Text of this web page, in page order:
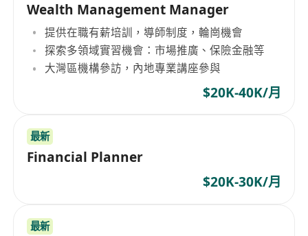
Wealth Management Manager
提供在職有薪培訓，導師制度，輪崗機會
探索多領域實習機會：市場推廣、保險金融等
大灣區機構參訪，內地專業講座參與
$20K-40K/月
最新
Financial Planner
$20K-30K/月
最新